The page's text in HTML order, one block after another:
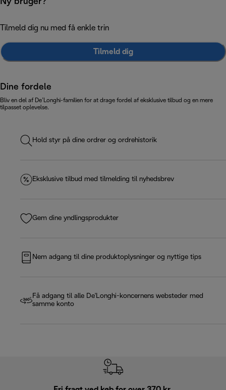
Ny bruger?
Tilmeld dig nu med få enkle trin
Tilmeld dig
Dine fordele
Bliv en del af De’Longhi-familien for at drage fordel af eksklusive tilbud og en mere
tilpasset oplevelse.
Hold styr på dine ordrer og ordrehistorik
Eksklusive tilbud med tilmelding til nyhedsbrev
Gem dine yndlingsprodukter
Nem adgang til dine produktoplysninger og nyttige tips
Få adgang til alle De'Longhi-koncernens websteder med
samme konto